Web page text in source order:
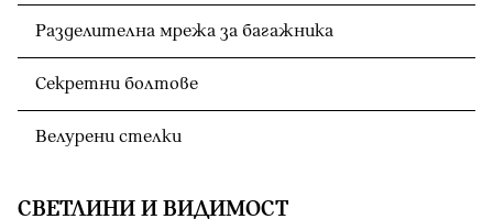
Разделителна мрежа за багажника
Секретни болтове
Велурени стелки
СВЕТЛИНИ И ВИДИМОСТ